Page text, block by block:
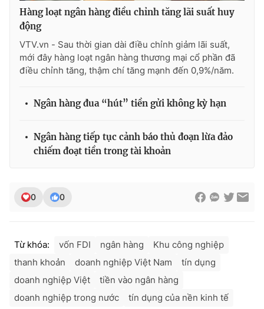
Hàng loạt ngân hàng điều chỉnh tăng lãi suất huy
động
VTV.vn - Sau thời gian dài điều chỉnh giảm lãi suất,
mới đây hàng loạt ngân hàng thương mại cổ phần đã
điều chỉnh tăng, thậm chí tăng mạnh đến 0,9%/năm.
Ngân hàng đua “hút” tiền gửi không kỳ hạn
Ngân hàng tiếp tục cảnh báo thủ đoạn lừa đảo
chiếm đoạt tiền trong tài khoản
0 0
Từ khóa: vốn FDI ngân hàng
Khu công nghiệp
thanh khoản
doanh nghiệp Việt Nam
tín dụng
doanh nghiệp Việt
tiền vào ngân hàng
doanh nghiệp trong nước
tín dụng của nền kinh tế